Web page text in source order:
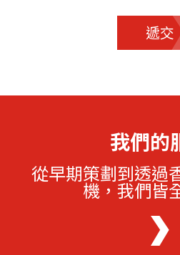
遞交
我們的
從早期策劃到透過
機，我們皆